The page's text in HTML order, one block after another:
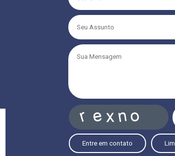
Entre em contato